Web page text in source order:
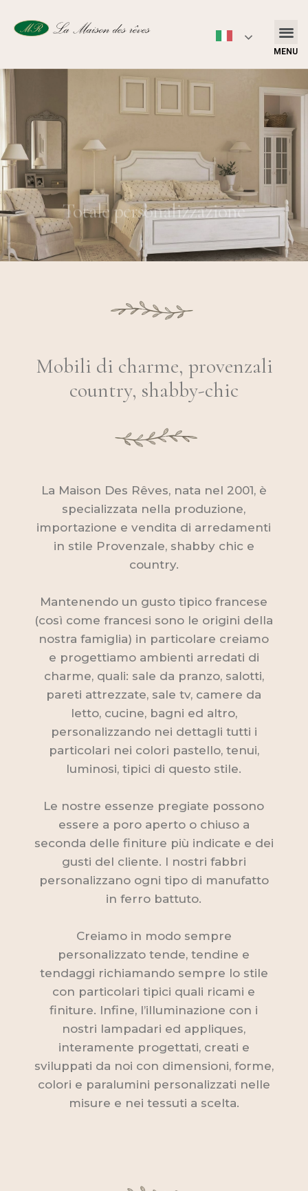
MENU
Contattaci ➔
Totale personalizzazione
Mobili di charme, provenzali
country, shabby-chic
La Maison Des Rêves, nata nel 2001, è
specializzata nella produzione,
importazione e vendita di arredamenti
in stile Provenzale, shabby chic e
country.
Mantenendo un gusto tipico francese
(così come francesi sono le origini della
nostra famiglia) in particolare creiamo
e progettiamo ambienti arredati di
charme, quali: sale da pranzo, salotti,
pareti attrezzate, sale tv, camere da
letto, cucine, bagni ed altro,
personalizzando nei dettagli tutti i
particolari nei colori pastello, tenui,
luminosi, tipici di questo stile.
Le nostre essenze pregiate possono
essere a poro aperto o chiuso a
seconda delle finiture più indicate e dei
gusti del cliente. I nostri fabbri
personalizzano ogni tipo di manufatto
in ferro battuto.
Creiamo in modo sempre
personalizzato tende, tendine e
tendaggi richiamando sempre lo stile
con particolari tipici quali ricami e
finiture. Infine, l’illuminazione con i
nostri lampadari ed appliques,
interamente progettati, creati e
sviluppati da noi con dimensioni, forme,
colori e paralumini personalizzati nelle
misure e nei tessuti a scelta.